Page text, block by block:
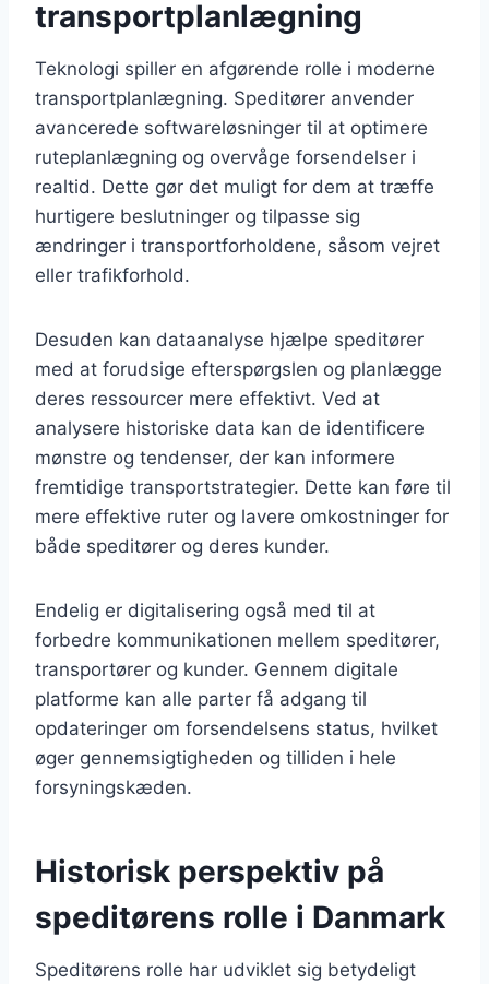
transportplanlægning
Teknologi spiller en afgørende rolle i moderne
transportplanlægning. Speditører anvender
avancerede softwareløsninger til at optimere
ruteplanlægning og overvåge forsendelser i
realtid. Dette gør det muligt for dem at træffe
hurtigere beslutninger og tilpasse sig
ændringer i transportforholdene, såsom vejret
eller trafikforhold.
Desuden kan dataanalyse hjælpe speditører
med at forudsige efterspørgslen og planlægge
deres ressourcer mere effektivt. Ved at
analysere historiske data kan de identificere
mønstre og tendenser, der kan informere
fremtidige transportstrategier. Dette kan føre til
mere effektive ruter og lavere omkostninger for
både speditører og deres kunder.
Endelig er digitalisering også med til at
forbedre kommunikationen mellem speditører,
transportører og kunder. Gennem digitale
platforme kan alle parter få adgang til
opdateringer om forsendelsens status, hvilket
øger gennemsigtigheden og tilliden i hele
forsyningskæden.
Historisk perspektiv på
speditørens rolle i Danmark
Speditørens rolle har udviklet sig betydeligt